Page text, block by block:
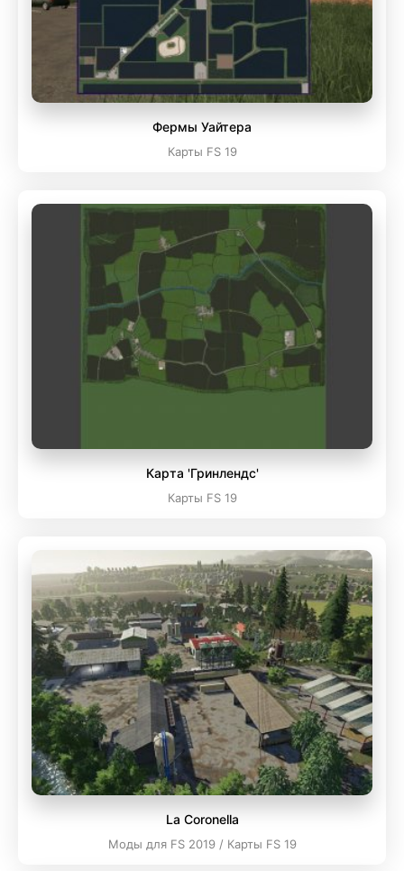
Фермы Уайтера
Карты FS 19
Карта 'Гринлендс'
Карты FS 19
La Coronella
Моды для FS 2019 / Карты FS 19